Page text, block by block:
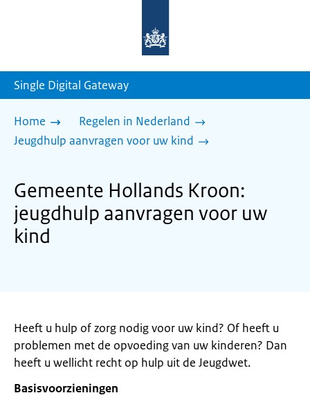
homepage
Single Digital Gateway
Home
Regelen in Nederland
Jeugdhulp aanvragen voor uw kind
Gemeente Hollands Kroon:
jeugdhulp aanvragen voor uw
kind
Heeft u hulp of zorg nodig voor uw kind? Of heeft u
problemen met de opvoeding van uw kinderen? Dan
heeft u wellicht recht op hulp uit de Jeugdwet.
Basisvoorzieningen